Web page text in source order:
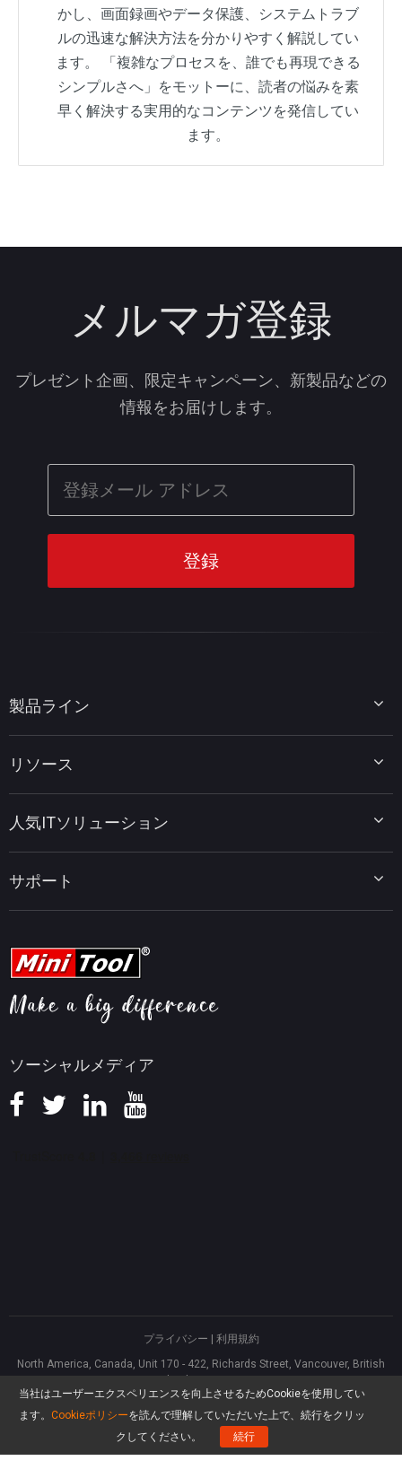
かし、画面録画やデータ保護、システムトラブ
ルの迅速な解決方法を分かりやすく解説してい
ます。 「複雑なプロセスを、誰でも再現できる
シンプルさへ」をモットーに、読者の悩みを素
早く解決する実用的なコンテンツを発信してい
ます。
当社はユーザーエクスペリエンスを向上させるためCookieを使用してい
ます。 Cookieポリシーを読んで理解していただいた上で、続行をクリッ
クしてください。
続行
メルマガ登録
プレゼント企画、限定キャンペーン、新製品などの
情報をお届けします。
ソーシャルメディア
製品ライン
MiniTool Power Data Recovery
MiniTool PDF Editor
MiniTool MovieMaker
MiniTool uTube Downloader
リソース
データ復元ヒント
PDF編集ヒント
動画編集ヒント
ビデオ変換ヒント
画面録画ヒント
知識ベース
人気ITソリューション
MiniTool ニュースセンター
サポート
ヘルプ
プライバシー
利用規約
North America, Canada, Unit 170 - 422, Richards Street, Vancouver, British
Asia, Hong Kong, Suite 820,8/F., Ocean Centre, Harbour City, 5 Canton Road,
Tsim Sha Tsui, Kowloon
2026 MiniTool Software Limited, All rights reserved.